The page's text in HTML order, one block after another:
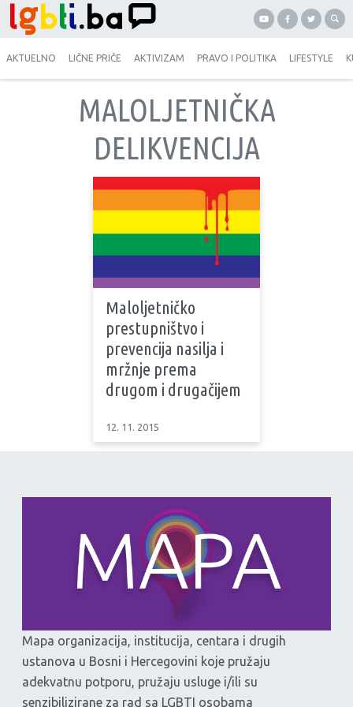
AKTUELNO LIČNE PRIČE AKTIVIZAM PRAVO I POLITIKA LIFESTYLE
MALOLJETNIČKA
DELIKVENCIJA
Maloljetničko
prestupništvo i
prevencija nasilja i
mržnje prema
drugom i drugačijem
12. 11. 2015
Mapa organizacija, institucija, centara i drugih
ustanova u Bosni i Hercegovini koje pružaju
adekvatnu potporu, pružaju usluge i/ili su
senzibilizirane za rad sa LGBTI osobama